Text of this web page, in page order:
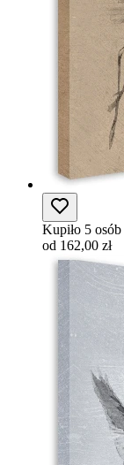
Kupiło 5 osób
od 162,00 zł